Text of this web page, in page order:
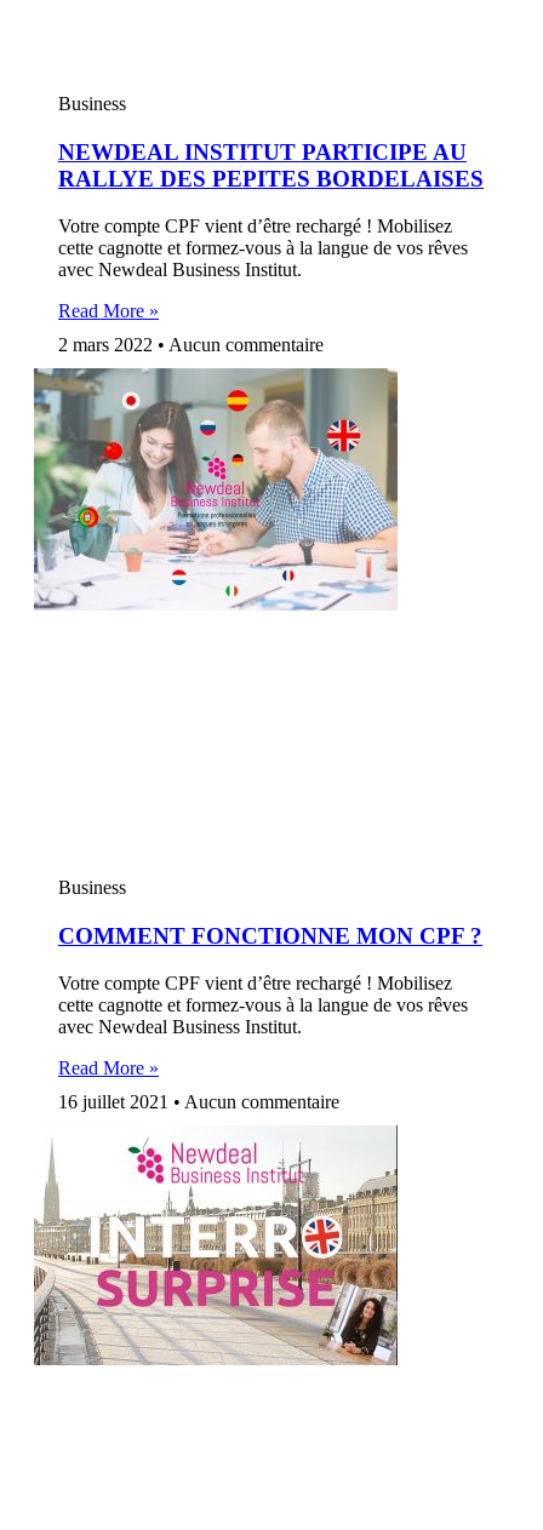
Business
NEWDEAL INSTITUT PARTICIPE AU
RALLYE DES PEPITES BORDELAISES
Votre compte CPF vient d’être rechargé ! Mobilisez
cette cagnotte et formez-vous à la langue de vos rêves
avec Newdeal Business Institut.
Read More »
2 mars 2022
Aucun commentaire
Business
COMMENT FONCTIONNE MON CPF ?
Votre compte CPF vient d’être rechargé ! Mobilisez
cette cagnotte et formez-vous à la langue de vos rêves
avec Newdeal Business Institut.
Read More »
16 juillet 2021
Aucun commentaire